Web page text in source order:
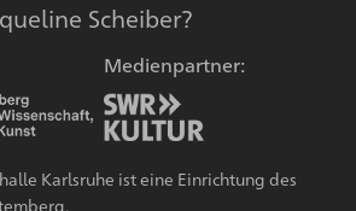
Scheiber?
Medienpartner:
Karlsruhe ist eine Einrichtung des